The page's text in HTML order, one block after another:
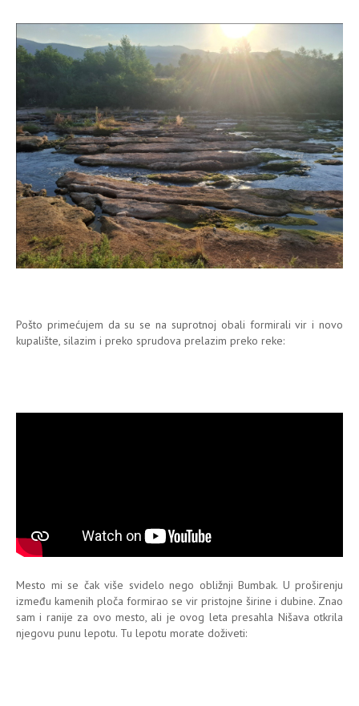
Pošto primećujem da su se na suprotnoj obali formirali vir i novo
kupalište, silazim i preko sprudova prelazim preko reke:
Mesto mi se čak više svidelo nego obližnji Bumbak. U proširenju
između kamenih ploča formirao se vir pristojne širine i dubine. Znao
sam i ranije za ovo mesto, ali je ovog leta presahla Nišava otkrila
njegovu punu lepotu. Tu lepotu morate doživeti: